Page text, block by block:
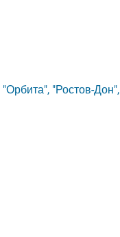
"Ростов-Дон",